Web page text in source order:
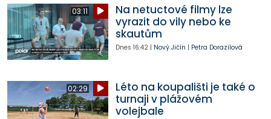
03:11
Na netuctové filmy lze
vyrazit do vily nebo ke
skautům
Dnes 16:42| Nový Jičín | Petra Dorazilová
02:29
Léto na koupališti je také o
turnaji v plážovém
volejbale